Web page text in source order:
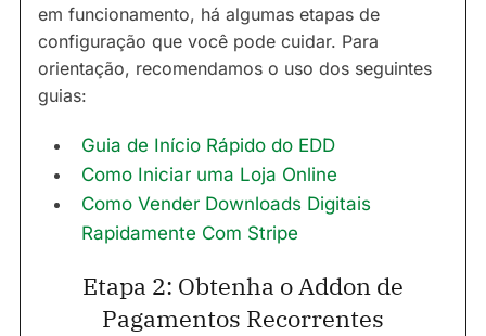
em funcionamento, há algumas etapas de
configuração que você pode cuidar. Para
orientação, recomendamos o uso dos seguintes
guias:
Guia de Início Rápido do EDD
Como Iniciar uma Loja Online
Como Vender Downloads Digitais
Rapidamente Com Stripe
Etapa 2: Obtenha o Addon de
Pagamentos Recorrentes